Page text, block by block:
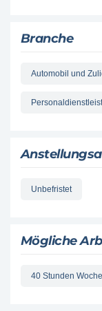
Branche
Automobil und
Unbefristet
Mögliche
40 Stunden Woche